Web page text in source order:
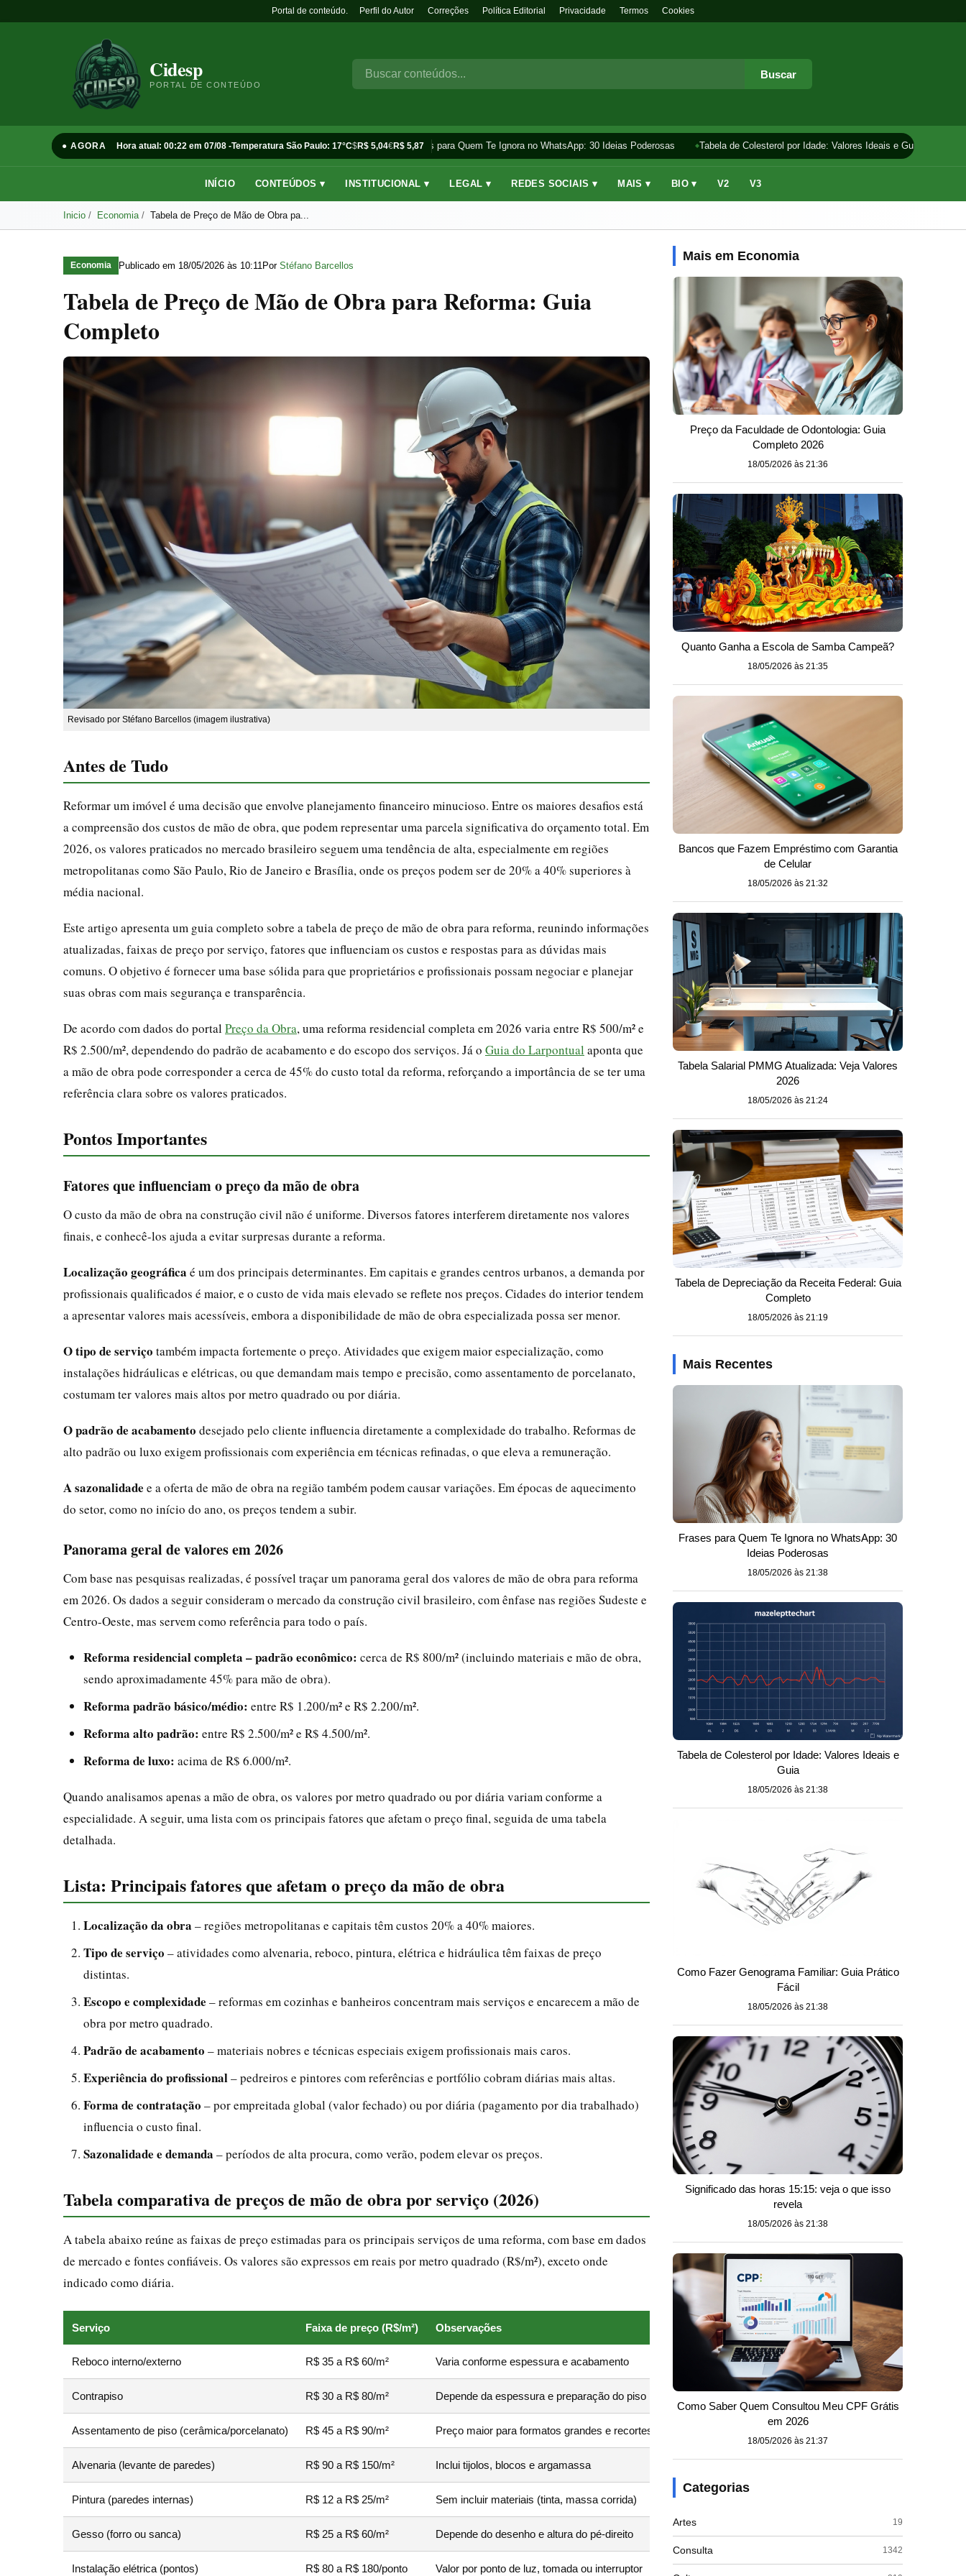
Portal de conteúdo. Perfil do Autor Correções Política Editorial Privacidade Termos Cookies
Cidesp
PORTAL DE CONTEÚDO
Buscar
● AGORA Hora atual: 00:22 em 07/08 -Temperatura São Paulo: 17°C$R$ 5,04€R$ 5,87
Frases para Quem Te Ignora no WhatsApp: 30 Ideias Poderosas Tabela de Colesterol por Idade: Valores Ideais e Guia
INÍCIO CONTEÚDOS ▾ INSTITUCIONAL ▾ LEGAL ▾ REDES SOCIAIS ▾ MAIS ▾ BIO ▾ V2 V3
Inicio Economia Tabela de Preço de Mão de Obra pa...
Economia Publicado em 18/05/2026 às 10:11 Por Stéfano Barcellos
Tabela de Preço de Mão de Obra para Reforma: Guia
Completo
Revisado por Stéfano Barcellos (imagem ilustrativa)
Antes de Tudo
Reformar um imóvel é uma decisão que envolve planejamento financeiro minucioso. Entre os maiores desafios está
a compreensão dos custos de mão de obra, que podem representar uma parcela significativa do orçamento total. Em
2026, os valores praticados no mercado brasileiro seguem uma tendência de alta, especialmente em regiões
metropolitanas como São Paulo, Rio de Janeiro e Brasília, onde os preços podem ser de 20% a 40% superiores à
média nacional.
Este artigo apresenta um guia completo sobre a tabela de preço de mão de obra para reforma, reunindo informações
atualizadas, faixas de preço por serviço, fatores que influenciam os custos e respostas para as dúvidas mais
comuns. O objetivo é fornecer uma base sólida para que proprietários e profissionais possam negociar e planejar
suas obras com mais segurança e transparência.
De acordo com dados do portal Preço da Obra, uma reforma residencial completa em 2026 varia entre R$ 500/m² e
R$ 2.500/m², dependendo do padrão de acabamento e do escopo dos serviços. Já o Guia do Larpontual aponta que
a mão de obra pode corresponder a cerca de 45% do custo total da reforma, reforçando a importância de se ter uma
referência clara sobre os valores praticados.
Pontos Importantes
Fatores que influenciam o preço da mão de obra
O custo da mão de obra na construção civil não é uniforme. Diversos fatores interferem diretamente nos valores
finais, e conhecê-los ajuda a evitar surpresas durante a reforma.
Localização geográfica é um dos principais determinantes. Em capitais e grandes centros urbanos, a demanda por
profissionais qualificados é maior, e o custo de vida mais elevado se reflete nos preços. Cidades do interior tendem
a apresentar valores mais acessíveis, embora a disponibilidade de mão de obra especializada possa ser menor.
O tipo de serviço também impacta fortemente o preço. Atividades que exigem maior especialização, como
instalações hidráulicas e elétricas, ou que demandam mais tempo e precisão, como assentamento de porcelanato,
costumam ter valores mais altos por metro quadrado ou por diária.
O padrão de acabamento desejado pelo cliente influencia diretamente a complexidade do trabalho. Reformas de
alto padrão ou luxo exigem profissionais com experiência em técnicas refinadas, o que eleva a remuneração.
A sazonalidade e a oferta de mão de obra na região também podem causar variações. Em épocas de aquecimento
do setor, como no início do ano, os preços tendem a subir.
Panorama geral de valores em 2026
Com base nas pesquisas realizadas, é possível traçar um panorama geral dos valores de mão de obra para reforma
em 2026. Os dados a seguir consideram o mercado da construção civil brasileiro, com ênfase nas regiões Sudeste e
Centro-Oeste, mas servem como referência para todo o país.
Reforma residencial completa – padrão econômico: cerca de R$ 800/m² (incluindo materiais e mão de obra,
sendo aproximadamente 45% para mão de obra).
Reforma padrão básico/médio: entre R$ 1.200/m² e R$ 2.200/m².
Reforma alto padrão: entre R$ 2.500/m² e R$ 4.500/m².
Reforma de luxo: acima de R$ 6.000/m².
Quando analisamos apenas a mão de obra, os valores por metro quadrado ou por diária variam conforme a
especialidade. A seguir, uma lista com os principais fatores que afetam o preço final, seguida de uma tabela
detalhada.
Lista: Principais fatores que afetam o preço da mão de obra
Localização da obra – regiões metropolitanas e capitais têm custos 20% a 40% maiores.
Tipo de serviço – atividades como alvenaria, reboco, pintura, elétrica e hidráulica têm faixas de preço
distintas.
Escopo e complexidade – reformas em cozinhas e banheiros concentram mais serviços e encarecem a mão de
obra por metro quadrado.
Padrão de acabamento – materiais nobres e técnicas especiais exigem profissionais mais caros.
Experiência do profissional– pedreiros e pintores com referências e portfólio cobram diárias mais altas.
Forma de contratação – por empreitada global (valor fechado) ou por diária (pagamento por dia trabalhado)
influencia o custo final.
Sazonalidade e demanda – períodos de alta procura, como verão, podem elevar os preços.
Tabela comparativa de preços de mão de obra por serviço (2026)
A tabela abaixo reúne as faixas de preço estimadas para os principais serviços de uma reforma, com base em dados
de mercado e fontes confiáveis. Os valores são expressos em reais por metro quadrado (R$/m²), exceto onde
indicado como diária.
Serviço Faixa de preço (R$/m²) Observações
Reboco interno/externo R$ 35 a R$ 60/m² Varia conforme espessura e acabamento
Contrapiso R$ 30 a R$ 80/m² Depende da espessura e preparação do piso
Assentamento de piso (cerâmica/porcelanato) R$ 45 a R$ 90/m² Preço maior para formatos grandes e recortes
Alvenaria (levante de paredes) R$ 90 a R$ 150/m² Inclui tijolos, blocos e argamassa
Pintura (paredes internas) R$ 12 a R$ 25/m² Sem incluir materiais (tinta, massa corrida)
Gesso (forro ou sanca) R$ 25 a R$ 60/m² Depende do desenho e altura do pé-direito
Instalação elétrica (pontos) R$ 80 a R$ 180/ponto Valor por ponto de luz, tomada ou interruptor
Mais em Economia
Preço da Faculdade de Odontologia: Guia
Completo 2026
18/05/2026 às 21:36
Quanto Ganha a Escola de Samba Campeã?
18/05/2026 às 21:35
Bancos que Fazem Empréstimo com Garantia
de Celular
18/05/2026 às 21:32
Tabela Salarial PMMG Atualizada: Veja Valores
2026
18/05/2026 às 21:24
Tabela de Depreciação da Receita Federal: Guia
Completo
18/05/2026 às 21:19
Mais Recentes
Frases para Quem Te Ignora no WhatsApp: 30
Ideias Poderosas
18/05/2026 às 21:38
Tabela de Colesterol por Idade: Valores Ideais e
Guia
18/05/2026 às 21:38
Como Fazer Genograma Familiar: Guia Prático
Fácil
18/05/2026 às 21:38
Significado das horas 15:15: veja o que isso
revela
18/05/2026 às 21:38
Como Saber Quem Consultou Meu CPF Grátis
em 2026
18/05/2026 às 21:37
Categorias
Artes 19
Consulta 1342